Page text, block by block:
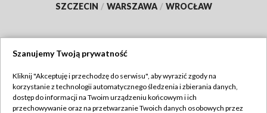
SZCZECIN / WARSZAWA / WROCŁAW
TVP
Abonament TVP
Szanujemy Twoją prywatność
Kliknij "Akceptuję i przechodzę do serwisu", aby wyrazić zgody na
korzystanie z technologii automatycznego śledzenia i zbierania danych,
dostęp do informacji na Twoim urządzeniu końcowym i ich
przechowywanie oraz na przetwarzanie Twoich danych osobowych przez